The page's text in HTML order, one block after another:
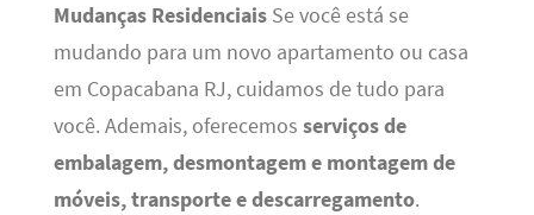
Mudanças ResidenciaisSe você está se
mudando para um novo apartamento ou casa
em Copacabana RJ, cuidamos de tudo para
você. Ademais, oferecemos serviços de
embalagem, desmontagem e montagem de
móveis, transporte e descarregamento.